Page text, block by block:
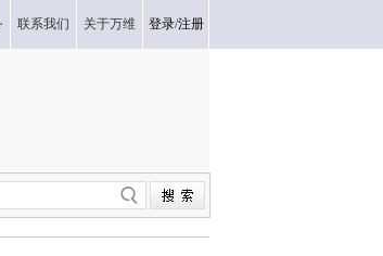
联系我们 关于万维 登录/注册